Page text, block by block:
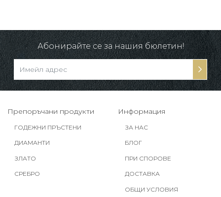
Абонирайте се за нашия бюлетин!
Препоръчани продукти
ГОДЕЖНИ ПРЪСТЕНИ
ДИАМАНТИ
ЗЛАТО
СРЕБРО
Информация
ЗА НАС
БЛОГ
ПРИ СПОРОВЕ
ДОСТАВКА
ОБЩИ УСЛОВИЯ